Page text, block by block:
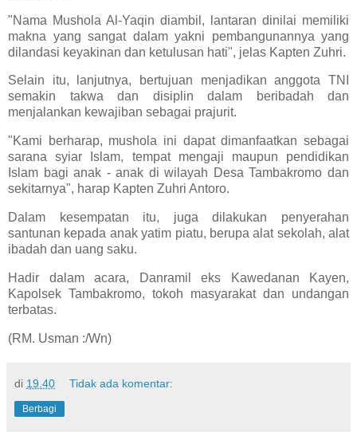
"Nama Mushola Al-Yaqin diambil, lantaran dinilai memiliki
makna yang sangat dalam yakni pembangunannya yang
dilandasi keyakinan dan ketulusan hati", jelas Kapten Zuhri.
Selain itu, lanjutnya, bertujuan menjadikan anggota TNI
semakin takwa dan disiplin dalam beribadah dan
menjalankan kewajiban sebagai prajurit.
"Kami berharap, mushola ini dapat dimanfaatkan sebagai
sarana syiar Islam, tempat mengaji maupun pendidikan
Islam bagi anak - anak di wilayah Desa Tambakromo dan
sekitarnya", harap Kapten Zuhri Antoro.
Dalam kesempatan itu, juga dilakukan penyerahan
santunan kepada anak yatim piatu, berupa alat sekolah, alat
ibadah dan uang saku.
Hadir dalam acara, Danramil eks Kawedanan Kayen,
Kapolsek Tambakromo, tokoh masyarakat dan undangan
terbatas.
(RM. Usman :/Wn)
di 19.40 Tidak ada komentar:
Berbagi